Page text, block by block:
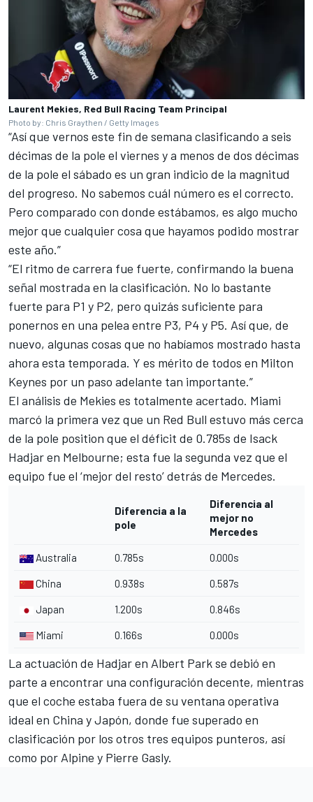
Laurent Mekies, Red Bull Racing Team Principal
Photo by: Chris Graythen / Getty Images
“Así que vernos este fin de semana clasificando a seis
décimas de la pole el viernes y a menos de dos décimas
de la pole el sábado es un gran indicio de la magnitud
del progreso. No sabemos cuál número es el correcto.
Pero comparado con donde estábamos, es algo mucho
mejor que cualquier cosa que hayamos podido mostrar
este año.”
“El ritmo de carrera fue fuerte, confirmando la buena
señal mostrada en la clasificación. No lo bastante
fuerte para P1 y P2, pero quizás suficiente para
ponernos en una pelea entre P3, P4 y P5. Así que, de
nuevo, algunas cosas que no habíamos mostrado hasta
ahora esta temporada. Y es mérito de todos en Milton
Keynes por un paso adelante tan importante.”
El análisis de Mekies es totalmente acertado. Miami
marcó la primera vez que un Red Bull estuvo más cerca
de la pole position que el déficit de 0.785s de Isack
Hadjar en Melbourne; esta fue la segunda vez que el
equipo fue el ‘mejor del resto’ detrás de Mercedes.
Diferencia a la
pole
Diferencia al
mejor no
Mercedes
Australia 0.785s 0.000s
China 0.938s 0.587s
Japan 1.200s 0.846s
Miami 0.166s 0.000s
La actuación de Hadjar en Albert Park se debió en
parte a encontrar una configuración decente, mientras
que el coche estaba fuera de su ventana operativa
ideal en China y Japón, donde fue superado en
clasificación por los otros tres equipos punteros, así
como por Alpine y Pierre Gasly.